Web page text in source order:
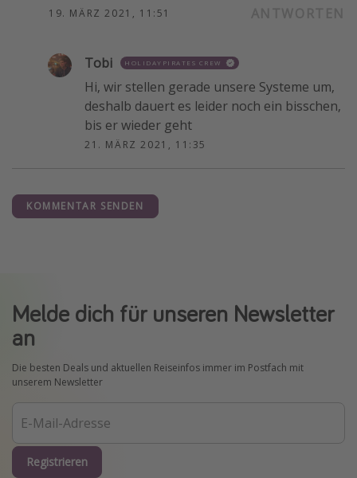
19. MÄRZ 2021, 11:51
Tobi HOLIDAYPIRATES CREW
Hi, wir stellen gerade unsere Systeme um,
deshalb dauert es leider noch ein bisschen,
bis er wieder geht
21. MÄRZ 2021, 11:35
KOMMENTAR SENDEN
Melde dich für unseren Newsletter
an
Die besten Deals und aktuellen Reiseinfos immer im Postfach mit
unserem Newsletter
Registrieren